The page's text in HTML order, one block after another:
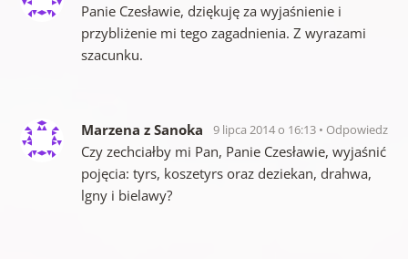
Panie Czesławie, dziękuję za wyjaśnienie i
przybliżenie mi tego zagadnienia. Z wyrazami
szacunku.
Marzena z Sanoka 9 lipca 2014 o 16:13 Odpowiedz
Czy zechciałby mi Pan, Panie Czesławie, wyjaśnić
pojęcia: tyrs, koszetyrs oraz deziekan, drahwa,
lgny i bielawy?